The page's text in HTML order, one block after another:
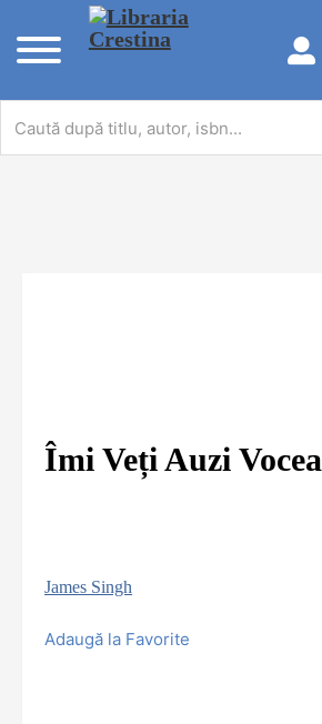
Îmi Veți Auzi Vocea
James Singh
Adaugă la Favorite